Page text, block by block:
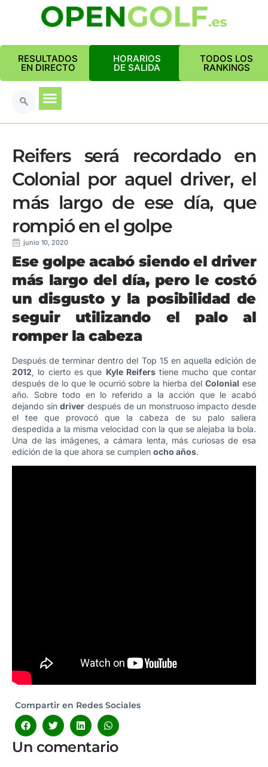
RESULTADOS
EN DIRECTO
HORARIOS
DE SALIDA
TODOS LOS
RANKINGS
Reifers será recordado en
Colonial por aquel driver, el
más largo de ese día, que
rompió en el golpe
junio 10, 2020
Ese golpe acabó siendo el driver
más largo del día, pero le costó
un disgusto y la posibilidad de
seguir utilizando el paloal
romper la cabeza
Después de terminar dentro del Top 15 en aquella edición de
2012, lo cierto es que Kyle Reiferstiene mucho que contar
después de lo que le ocurrió sobre la hierba delColonial ese
año. Sobre todo en lo referido a la acción que le acabó
dejando sindriver después de un monstruoso impacto desde
el tee que provocó que la cabeza de su palo saliera
despedida a la misma velocidad con la que se alejaba la bola.
Una de las imágenes, a cámara lenta, más curiosas de esa
edición de la que ahora se cumplen ocho años.
Compartir en Redes Sociales
Un comentario